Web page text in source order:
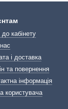
до кабінету
і доставка
та повернення
інформація
користувача